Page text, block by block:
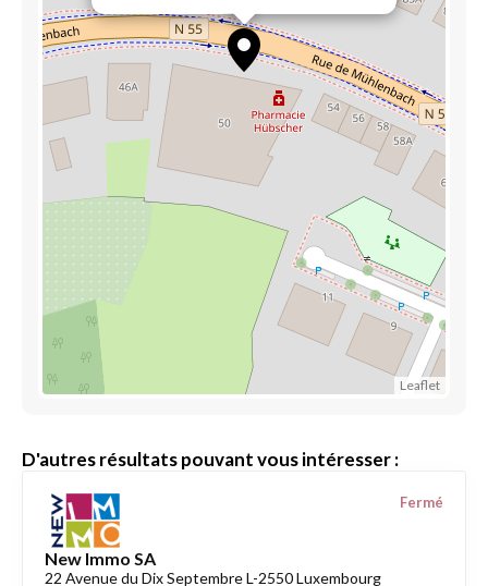
Leaflet
D'autres résultats pouvant vous intéresser :
New Immo SA
22 Avenue du Dix Septembre L-2550 Luxembourg
Fermé